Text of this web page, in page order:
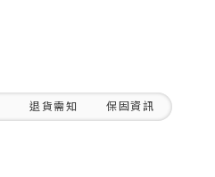
退貨需知 保固資訊